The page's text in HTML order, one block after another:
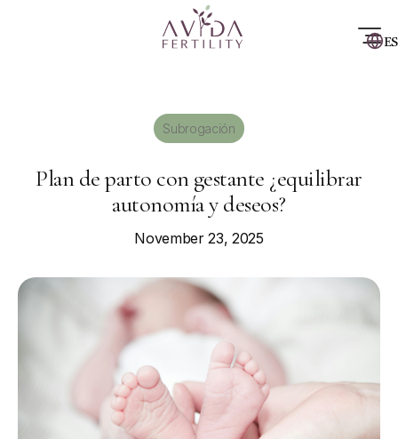
ES
Subrogación
Plan de parto con gestante ¿equilibrar
autonomía y deseos?
November 23, 2025